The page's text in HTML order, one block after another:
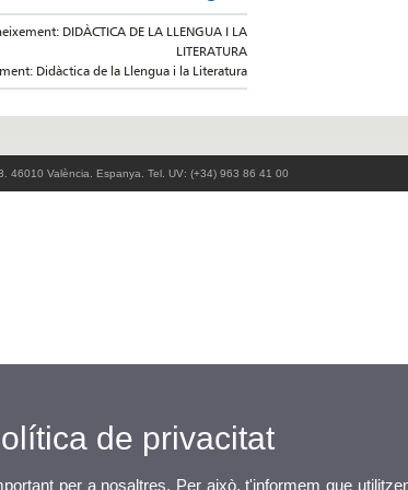
DIDÀCTICA DE LA LLENGUA I LA
LITERATURA
Didàctica de la Llengua i la Literatura
46010 València. Espanya. Tel. UV: (+34) 963 86 41 00
de privacitat
per a nosaltres. Per això, t'informem que